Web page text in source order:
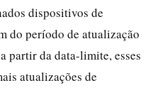
dispositivos de
do período de atualização
partir da data-limite, esses
atualizações de